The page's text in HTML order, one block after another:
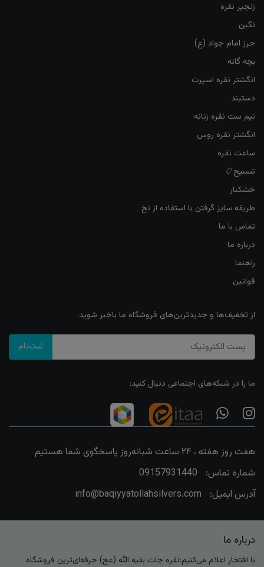
زنجیر نقره
نگین
حرز امام جواد (ع)
بچه گانه
انگشتر نقره اسپرت
دستبند
نیم ست نقره زنانه
انگشتر نقره روس
ساعت نقره
تسبیح📿
خشکبار
طریقه سایز گرفتن با استفاده از نخ
تماس با ما
درباره ما
راهنما
قوانین
از تخفیف‌ها و جدیدترین‌های فروشگاه ما باخبر شوید:
ثبت‌نام
ما را در شبکه‌های اجتماعی دنبال کنید:
هفت روز هفته ، ۲۴ ساعت شبانه‌روز پاسخگوی شما هستیم
شماره تماس:
09157931440
آدرس ایمیل:
info@baqiyyatollahsilvers.com
درباره ما
با افتخار اعلام می‌کنیم:نقره جات بقیه الله (عج) حرفه‌ای‌ترین فروشگاه